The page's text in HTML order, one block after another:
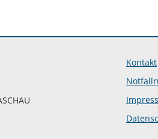
Kontakt